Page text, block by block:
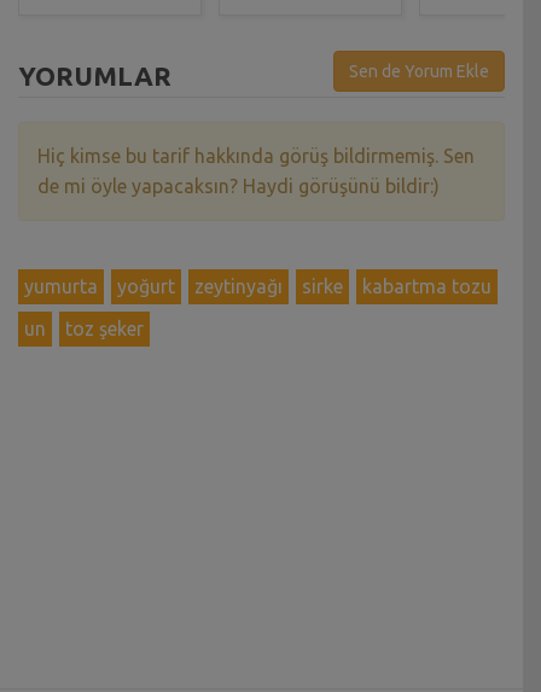
YORUMLAR Sen de Yorum Ekle
Hiç kimse bu tarif hakkında görüş bildirmemiş. Sen
de mi öyle yapacaksın? Haydi görüşünü bildir:)
yumurta yoğurt zeytinyağı sirke
kabartma tozu
un
toz şeker